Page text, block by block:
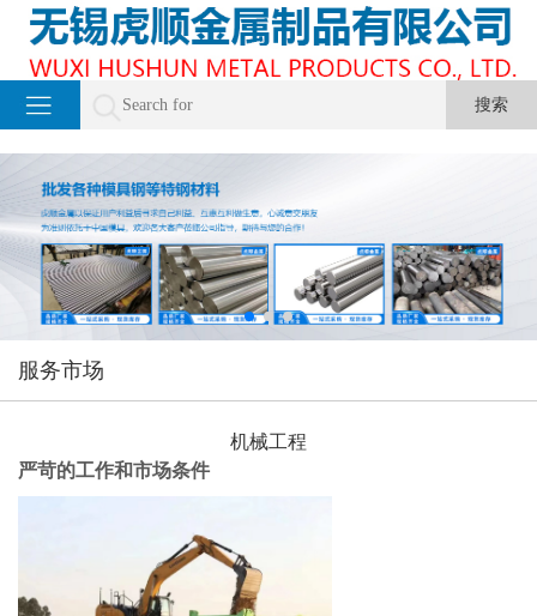
服务市场
机械工程
严苛的工作和市场条件